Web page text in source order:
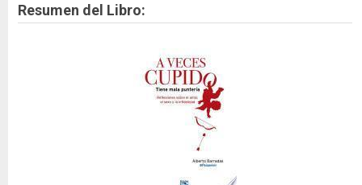
Resumen del Libro: